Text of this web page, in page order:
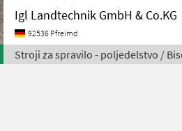
Igl Landtechnik GmbH & Co.KG
92536 Pfreimd
Stroji za spravilo - poljedelstvo /